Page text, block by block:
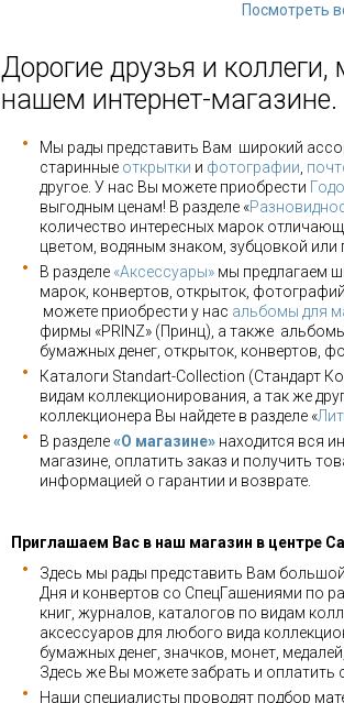
Посмотреть
Дорогие друзья и
нашем интернет-магазине.
Мы рады представить Вам широкий
старинные открытки и фотографии
другое. У нас Вы можете приобрести
выгодным ценам! В разделе «
количество интересных марок
цветом, водяным знаком, зубцовкой или
В разделе «Аксессуары» мы предлагаем
марок, конвертов, открыток,
можете приобрести у нас альбомы для
фирмы «PRINZ» (Принц), а также
бумажных денег, открыток, конвертов,
Каталоги Standart-Collection (Стандарт
видам коллекционирования, а так же
коллекционера Вы найдете в разделе «
В разделе«О магазине» находится вся
магазине, оплатить заказ и получить
информацией о гарантии и возврате.
Приглашаем Вас в наш магазин в центре
Здесь мы рады представить Вам
Дня и конвертов со СпецГашениями по
книг, журналов, каталогов по видам
аксессуаров для любого вида
бумажных денег, значков, монет,
Здесь же Вы можете забрать и оплатить
Наши специалисты проводят подбор